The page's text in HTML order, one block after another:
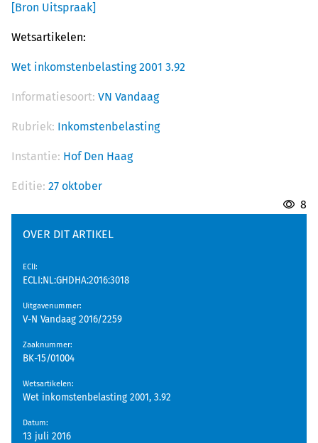
[Bron Uitspraak]
Wetsartikelen:
Wet inkomstenbelasting 2001 3.92
Informatiesoort: VN Vandaag
Rubriek: Inkomstenbelasting
Instantie: Hof Den Haag
Editie: 27 oktober
8
OVER DIT ARTIKEL
EClI:
ECLI:NL:GHDHA:2016:3018
Uitgavenummer:
V-N Vandaag 2016/2259
Zaaknummer:
BK-15/01004
Wetsartikelen:
Wet inkomstenbelasting 2001, 3.92
Datum:
13 juli 2016